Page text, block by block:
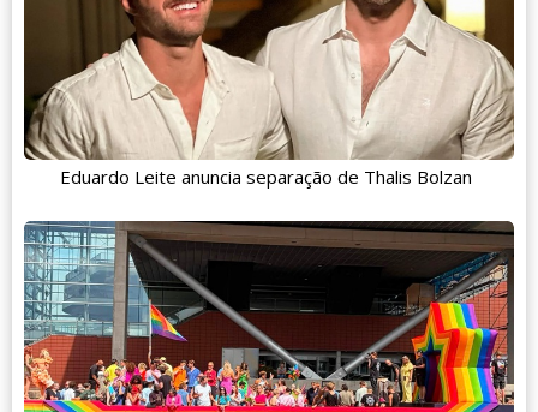
Eduardo Leite anuncia separação de Thalis Bolzan